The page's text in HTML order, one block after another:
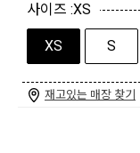
사이즈 :XS
XS S
재고있는 매장 찾기